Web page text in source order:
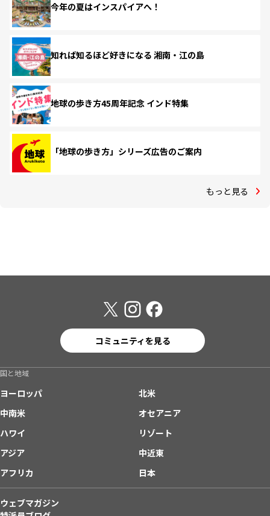
今年の夏はインスパイアへ！
知れば知るほど好きになる 湘南・江の島
地球の歩き方45周年記念 インド特集
「地球の歩き方」シリーズ広告のご案内
もっと見る
コミュニティを見る
国と地域
ヨーロッパ
北米
中南米
オセアニア
ハワイ
リゾート
アジア
中近東
アフリカ
日本
ウェブマガジン